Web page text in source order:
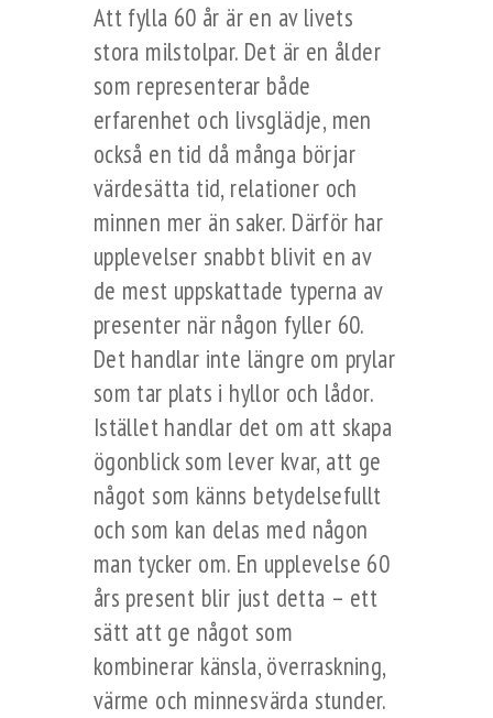
Att fylla 60 år är en av livets
stora milstolpar. Det är en ålder
som representerar både
erfarenhet och livsglädje, men
också en tid då många börjar
värdesätta tid, relationer och
minnen mer än saker. Därför har
upplevelser snabbt blivit en av
de mest uppskattade typerna av
presenter när någon fyller 60.
Det handlar inte längre om prylar
som tar plats i hyllor och lådor.
Istället handlar det om att skapa
ögonblick som lever kvar, att ge
något som känns betydelsefullt
och som kan delas med någon
man tycker om. En upplevelse 60
års present blir just detta – ett
sätt att ge något som
kombinerar känsla, överraskning,
värme och minnesvärda stunder.